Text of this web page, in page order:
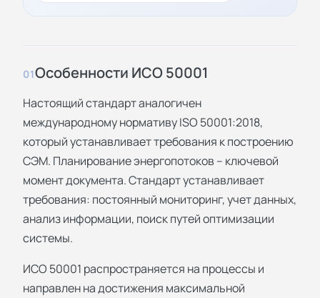
01Особенности ИСО 50001
Настоящий стандарт аналогичен
международному нормативу ISO 50001:2018,
который устанавливает требования к построению
СЭМ. Планирование энергопотоков – ключевой
момент документа. Стандарт устанавливает
требования: постоянный мониторинг, учет данных,
анализ информации, поиск путей оптимизации
системы.
ИСО 50001 распространяется на процессы и
направлен на достижения максимальной